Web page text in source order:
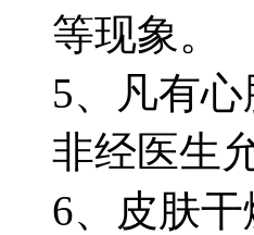
等现象。
5、凡有
非经医生
6、皮肤